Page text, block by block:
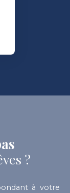
?
à votre